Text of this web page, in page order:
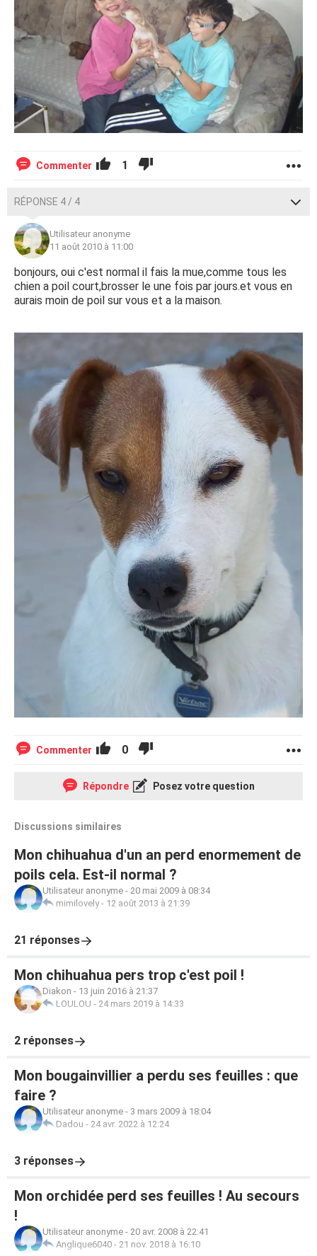
Commenter 1
RÉPONSE 4 / 4
Utilisateur anonyme
11 août 2010 à 11:00
bonjours, oui c'est normal il fais la mue,comme tous les
chien a poil court,brosser le une fois par jours.et vous en
aurais moin de poil sur vous et a la maison.
Commenter 0
Répondre Posez votre question
Discussions similaires
Mon chihuahua d'un an perd enormement de
poils cela. Est-il normal ?
Utilisateur anonyme - 20 mai 2009 à 08:34
mimilovely- 12 août 2013 à 21:39
21 réponses
Mon chihuahua pers trop c'est poil !
Diakon - 13 juin 2016 à 21:37
LOULOU - 24 mars 2019 à 14:33
2 réponses
Mon bougainvillier a perdu ses feuilles : que
faire ?
Utilisateur anonyme - 3 mars 2009 à 18:04
Dadou - 24 avr. 2022 à 12:24
3 réponses
Mon orchidée perd ses feuilles ! Au secours
!
Utilisateur anonyme - 20 avr. 2008 à 22:41
Anglique6040 - 21 nov. 2018 à 16:10